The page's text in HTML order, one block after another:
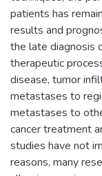
patients has
results and
the late diagnosis
therapeutic
disease, tumor
metastases to
metastases to
cancer treatment
studies have not
reasons, many